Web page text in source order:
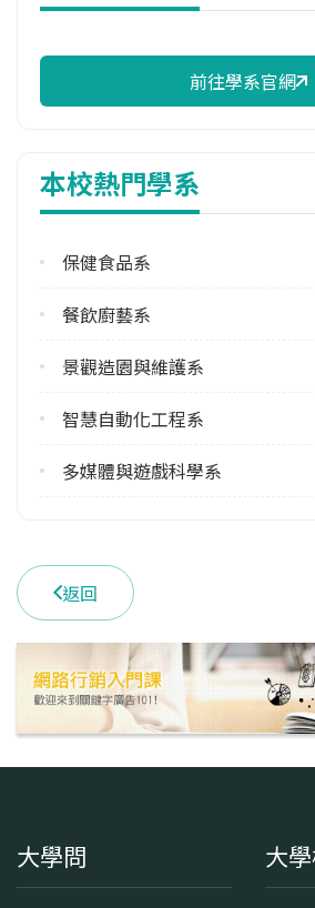
前往學系官網
本校熱門學系
保健食品系
餐飲廚藝系
景觀造園與維護系
智慧自動化工程系
多媒體與遊戲科學系
返回
大學問 大